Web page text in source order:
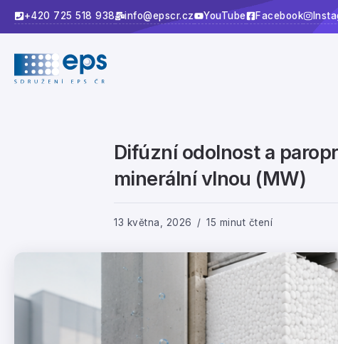
+420 725 518 938 info@epscr.cz YouTube Facebook
Difúzní odolnost a
minerální vlnou (MW)
13 května, 2026 15 minut čtení